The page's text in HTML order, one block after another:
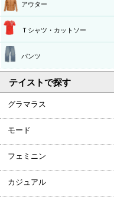
アウター
Ｔシャツ・カットソー
パンツ
テイストで探す
グラマラス
モード
フェミニン
カジュアル